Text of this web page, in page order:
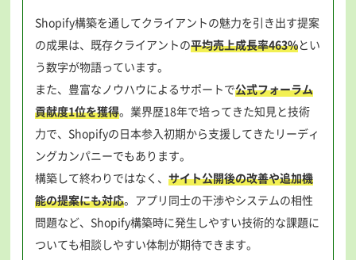
Shopify構築を通してクライアントの魅力を引き出す提案
の成果は、既存クライアントの平均売上成長率463%とい
う数字が物語っています。
また、豊富なノウハウによるサポートで公式フォーラム
貢献度1位を獲得。業界歴18年で培ってきた知見と技術
力で、Shopifyの日本参入初期から支援してきたリーディ
ングカンパニーでもあります。
構築して終わりではなく、サイト公開後の改善や追加機
能の提案にも対応。アプリ同士の干渉やシステムの相性
問題など、Shopify構築時に発生しやすい技術的な課題に
ついても相談しやすい体制が期待できます。